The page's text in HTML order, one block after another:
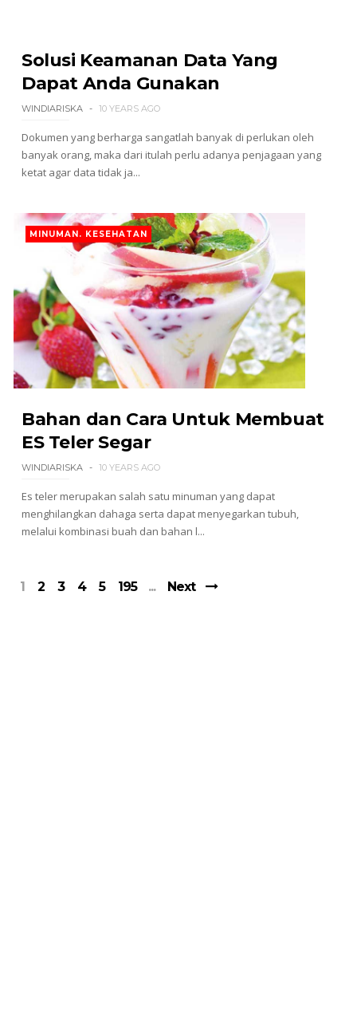
Solusi Keamanan Data Yang
Dapat Anda Gunakan
WINDIARISKA 10 YEARS AGO
Dokumen yang berharga sangatlah banyak di perlukan oleh
banyak orang, maka dari itulah perlu adanya penjagaan yang
ketat agar data tidak ja...
MINUMAN. KESEHATAN
Bahan dan Cara Untuk Membuat
ES Teler Segar
WINDIARISKA 10 YEARS AGO
Es teler merupakan salah satu minuman yang dapat
menghilangkan dahaga serta dapat menyegarkan tubuh,
melalui kombinasi buah dan bahan l...
1 2 3 4 5 195 Next